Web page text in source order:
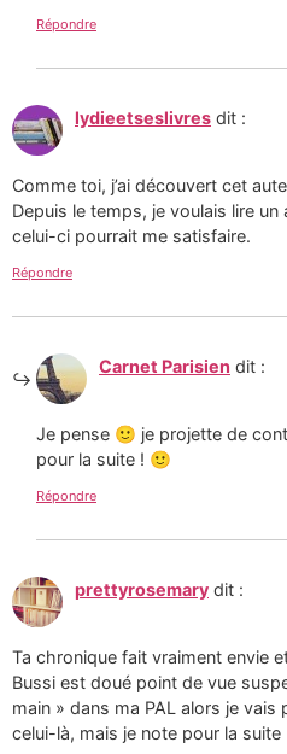
Répondre
lydieetseslivres dit :
Comme toi, j’ai découvert cet
Depuis le temps, je voulais lire
celui-ci pourrait me satisfaire.
Répondre
Carnet Parisien dit :
Je pense 🙂 je projette de
pour la suite ! 🙂
Répondre
prettyrosemary dit :
Ta chronique fait vraiment envie
Bussi est doué point de vue
main » dans ma PAL alors je
celui-là, mais je note pour la suite